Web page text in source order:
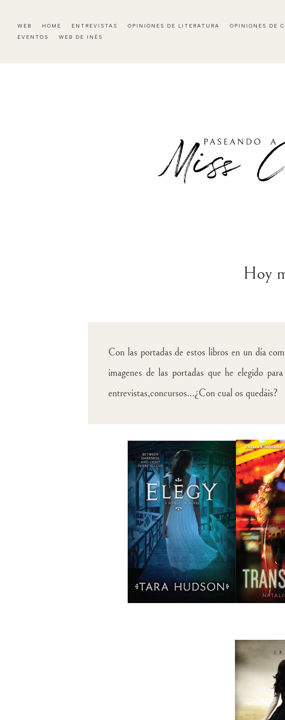
WEB HOME ENTREVISTAS OPINIONES DE LITERATURA OPINIONES DE
EVENTOS
WEB DE INÉS
Hoy
Con las portadas de estos libros en un día
imagenes de las portadas que he elegido
entrevistas,concursos...¿Con cual os quedáis?